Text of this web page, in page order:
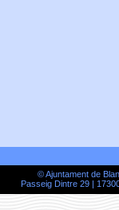
© Ajuntament de
Passeig Dintre 29 |